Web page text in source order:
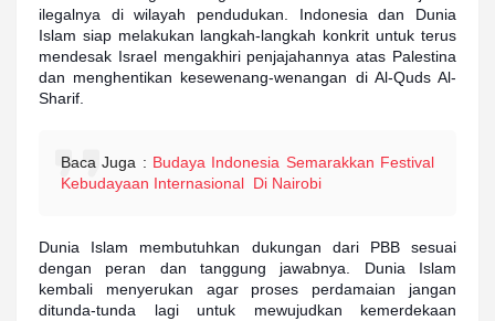
ilegalnya di wilayah pendudukan. Indonesia dan Dunia
Islam siap melakukan langkah-langkah konkrit untuk terus
mendesak Israel mengakhiri penjajahannya atas Palestina
dan menghentikan kesewenang-wenangan di Al-Quds Al-
Sharif.
Baca Juga : Budaya Indonesia Semarakkan Festival
Kebudayaan Internasional Di Nairobi
Dunia Islam membutuhkan dukungan dari PBB sesuai
dengan peran dan tanggung jawabnya. Dunia Islam
kembali menyerukan agar proses perdamaian jangan
ditunda-tunda lagi untuk mewujudkan kemerdekaan